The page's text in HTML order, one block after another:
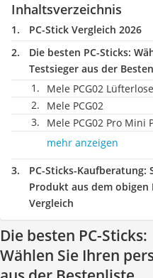
Inhaltsverzeichnis
PC-Stick Vergleich 2026
Die besten PC-Sticks:
Testsieger aus der
Mele PCG02
Mele PCG02
Mele PCG02 Pro Mini
mehr anzeigen
PC-Sticks-Kaufberatung:
Produkt aus dem obigen
Vergleich
Die besten PC-Sticks:
Wählen Sie Ihren